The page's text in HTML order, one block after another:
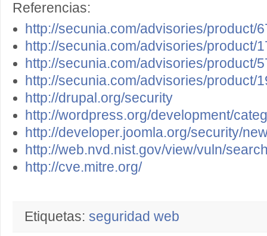
Referencias:
http://secunia.com/advisories/product/
http://secunia.com/advisories/product/
http://secunia.com/advisories/product/
http://secunia.com/advisories/product/
http://drupal.org/security
http://wordpress.org/development/
http://developer.joomla.org/security/
http://web.nvd.nist.gov/view/vuln/
http://cve.mitre.org/
Etiquetas: seguridad web